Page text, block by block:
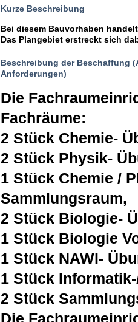
Kurze Beschreibung
Bei diesem Bauvorhaben
Das Plangebiet erstreckt sich
Beschreibung der Beschaffung
Anforderungen)
Die
Fachräume:
2 Stück Chemie-
2 Stück Physik-
1 Stück Chemie /
Sammlungsraum,
2 Stück Biologie-
1 Stück Biologie
1 Stück NAWI-
1 Stück
2 Stück
Die